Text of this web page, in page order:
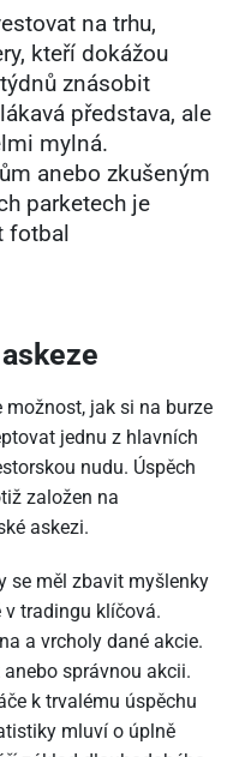
na trhu,
kteří dokážou
znásobit
představa, ale
mylná.
anebo zkušeným
parketech je
fotbal
jak si na burze
jednu z hlavních
nudu. Úspěch
založen na
askezi.
se měl zbavit myšlenky
v tradingu klíčová.
a vrcholy dané akcie.
správnou akcii.
k trvalému úspěchu
mluví o úplně